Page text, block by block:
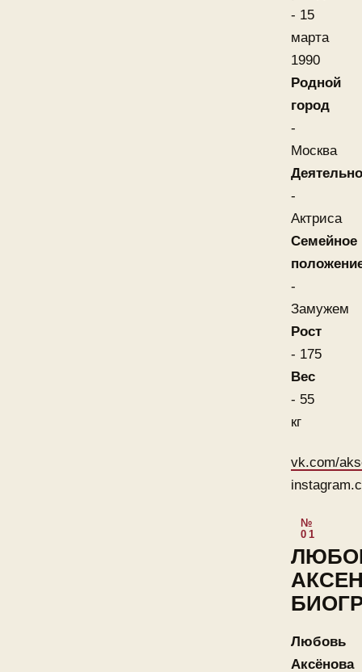
- 15
марта
1990
Родной
город
-
Москва
-
Актриса
Семейное
-
Замужем
Рост
- 175
Вес
- 55
кг
vk.com/
Любовь
Аксёнова